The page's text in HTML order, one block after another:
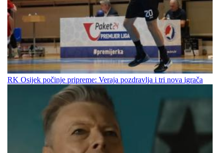
RK Osijek počinje pripreme: Veraja pozdravlja i tri nova igrača